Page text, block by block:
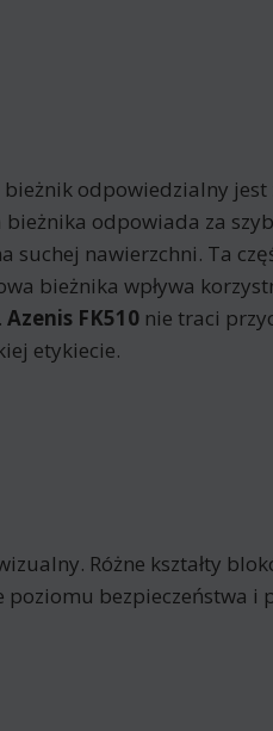
odpowiedzialny jest
odpowiada za
suchej nawierzchni. Ta
bieżnika wpływa
Azenis FK510 nie traci
etykiecie.
Różne kształty
bezpieczeństwa i